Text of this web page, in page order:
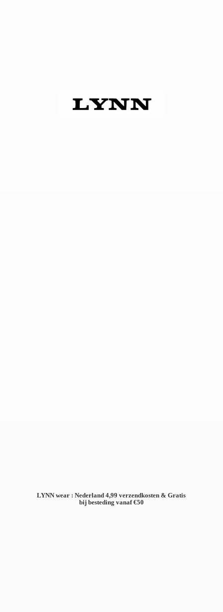
LYNN wear : Nederland 4,99 verzendkosten & Gratis
bij besteding vanaf €50